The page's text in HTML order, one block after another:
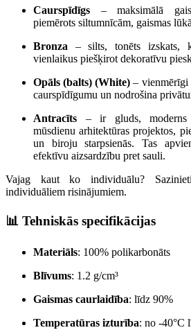
Caurspīdīgs – maksimālā
piemērots siltumnīcām, gaismas
Bronza – silts, tonēts izskats,
vienlaikus piešķirot dekoratīvu
Opāls (balts) (White) – vienmērīgi
caurspīdīgumu un nodrošina
Antracīts – ir gluds, moderns
mūsdienu arhitektūras projektos,
un biroju starpsienās. Tas
efektīvu aizsardzību pret sauli.
Vajag kaut ko individuālu?
individuāliem risinājumiem.
📊 Tehniskās specifikācijas
Materiāls: 100% polikarbonāts
Blīvums: 1.2 g/cm³
Gaismas caurlaidība: līdz 90%
Temperatūras izturība: no -40°C